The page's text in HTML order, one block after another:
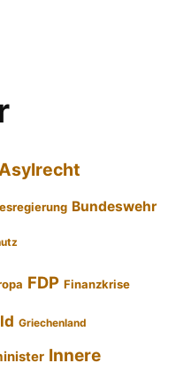
Bundeswehr
FDP Finanzkrise
Griechenland
Innere